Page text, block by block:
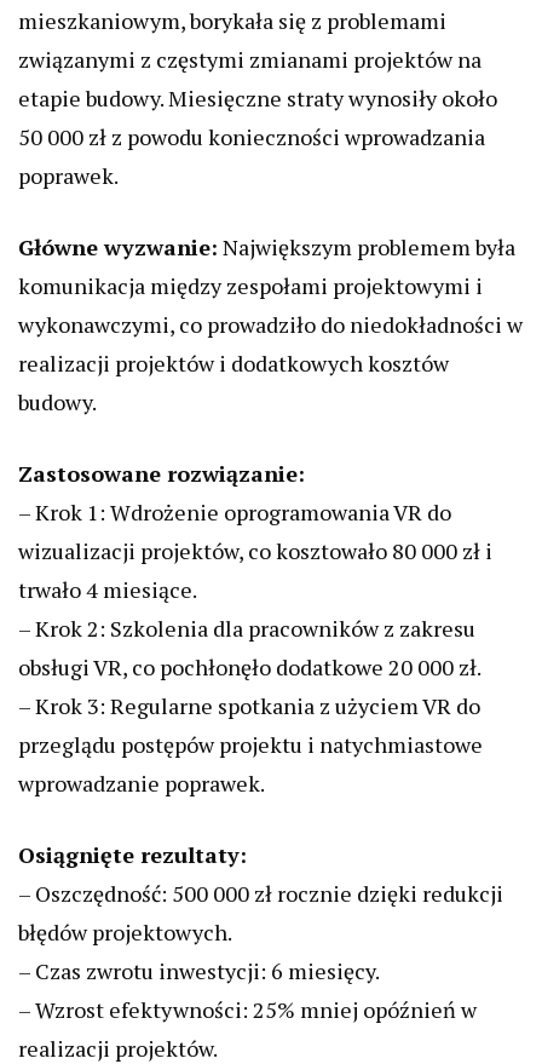
mieszkaniowym, borykała się z problemami
związanymi z częstymi zmianami projektów na
etapie budowy. Miesięczne straty wynosiły około
50 000 zł z powodu konieczności wprowadzania
poprawek.
Główne wyzwanie: Największym problemem była
komunikacja między zespołami projektowymi i
wykonawczymi, co prowadziło do niedokładności w
realizacji projektów i dodatkowych kosztów
budowy.
Zastosowane rozwiązanie:
– Krok 1: Wdrożenie oprogramowania VR do
wizualizacji projektów, co kosztowało 80 000 zł i
trwało 4 miesiące.
– Krok 2: Szkolenia dla pracowników z zakresu
obsługi VR, co pochłonęło dodatkowe 20 000 zł.
– Krok 3: Regularne spotkania z użyciem VR do
przeglądu postępów projektu i natychmiastowe
wprowadzanie poprawek.
Osiągnięte rezultaty:
– Oszczędność: 500 000 zł rocznie dzięki redukcji
błędów projektowych.
– Czas zwrotu inwestycji: 6 miesięcy.
– Wzrost efektywności: 25% mniej opóźnień w
realizacji projektów.